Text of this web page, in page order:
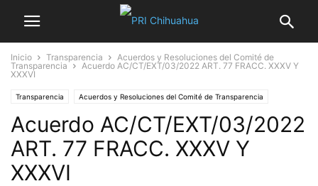
Inicio Transparencia
Acuerdos y Resoluciones del Comité de
Transparencia
Acuerdo AC/CT/EXT/03/2022 ART. 77 FRACC. XXXV Y
XXXVI
Transparencia Acuerdos y Resoluciones del Comité de Transparencia
Acuerdo AC/CT/EXT/03/2022
ART. 77 FRACC. XXXV Y
XXXVI